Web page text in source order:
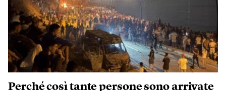
Perché così tante persone sono arrivate